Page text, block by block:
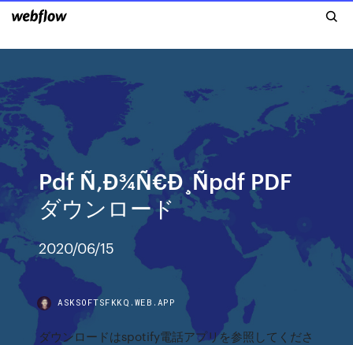
Pdf Ñ‚Ð¾Ñ€Ð¸Ñpdf PDF
ダウンロード
2020/06/15
ASKSOFTSFKKQ.WEB.APP
ダウンロードはspotify電話アプリを参照してくださ